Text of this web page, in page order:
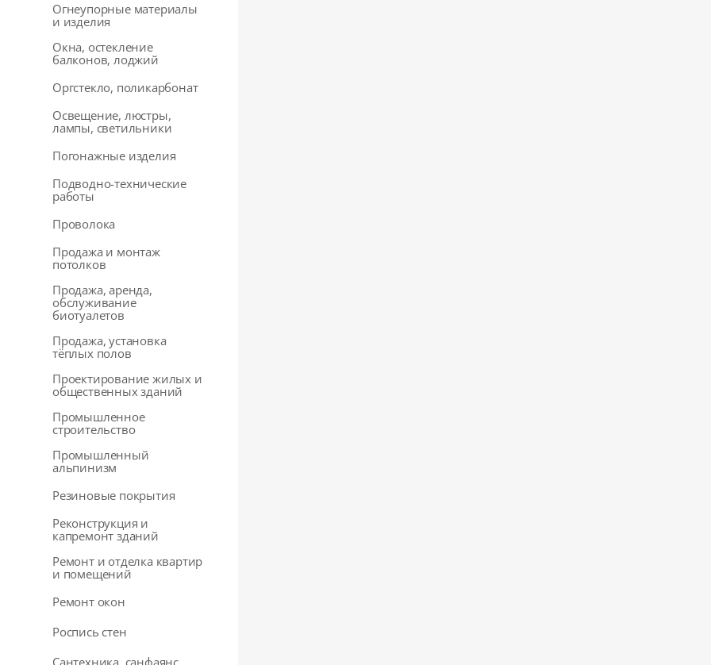
Огнеупорные материалы
и изделия
Окна, остекление
балконов, лоджий
Оргстекло, поликарбонат
Освещение, люстры,
лампы, светильники
Погонажные изделия
Подводно-технические
работы
Проволока
Продажа и монтаж
потолков
Продажа, аренда,
обслуживание
биотуалетов
Продажа, установка
тёплых полов
Проектирование жилых и
общественных зданий
Промышленное
строительство
Промышленный
альпинизм
Резиновые покрытия
Реконструкция и
капремонт зданий
Ремонт и отделка квартир
и помещений
Ремонт окон
Роспись стен
Сантехника, санфаянс